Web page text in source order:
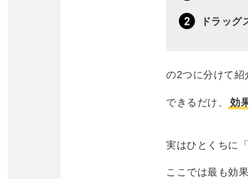
ドラッグ
の2つに分けて紹
できるだけ、 効
実はひとくちに
ここでは最も効